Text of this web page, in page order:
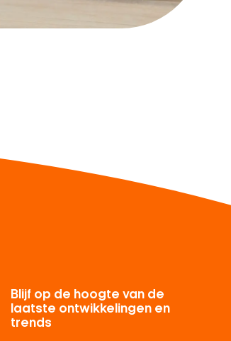
Blijf op de hoogte van de
laatste ontwikkelingen en
trends